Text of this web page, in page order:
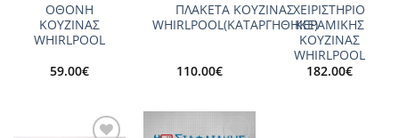
ΟΘΟΝΗ
ΚΟΥΖΙΝΑΣ
WHIRLPOOL
59.00€
ΠΛΑΚΕΤΑ ΚΟΥΖΙΝΑΣ
WHIRLPOOL(ΚΑΤΑΡΓΗΘΗΚΕ)
110.00€
ΧΕΙΡΙΣΤΗΡΙΟ
ΚΕΡΑΜΙΚΗΣ
ΚΟΥΖΙΝΑΣ
WHIRLPOOL
182.00€